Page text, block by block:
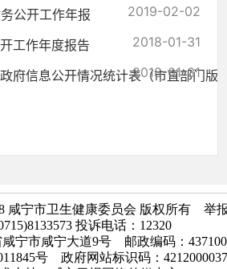
公开工作年报 2019-02-02
工作年度报告 2018-01-31
府信息公开情况统计表（市直部门版
2018-01-31